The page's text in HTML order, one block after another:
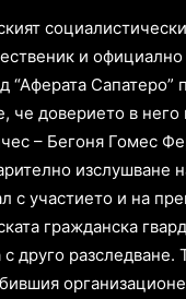
и
“Аферата Сапатеро”
че доверието в него
– Бегоня Гомес
изслушване
с участието и на
гражданска
с друго